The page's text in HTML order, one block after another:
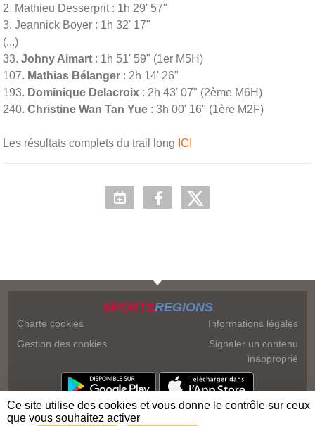
2. Mathieu Desserprit : 1h 29' 57"
3. Jeannick Boyer : 1h 32' 17"
(...)
33. Johny Aimart : 1h 51' 59" (1er M5H)
107. Mathias Bélanger : 2h 14' 26"
193. Dominique Delacroix : 2h 43' 07" (2ème M6H)
240. Christine Wan Tan Yue : 3h 00' 16" (1ère M2F)
Les résultats complets du trail long ICI
SPORTSREGIONS
Charte cookies
Gestion des cookies
Informations légales
Signaler un contenu
inapproprié
Ce site utilise des cookies et vous donne le contrôle sur ceux
que vous souhaitez activer